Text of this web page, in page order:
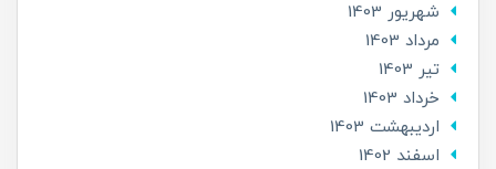
شهریور 1403
مرداد 1403
تير 1403
خرداد 1403
ارديبهشت 1403
اسفند 1402